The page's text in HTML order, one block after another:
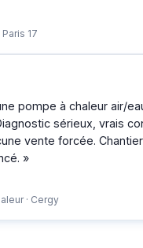
17
pompe à chaleur air/
sérieux, vrais
vente forcée.
»
· Cergy